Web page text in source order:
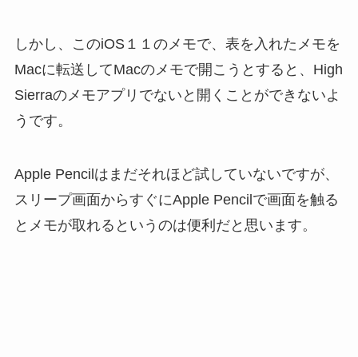
しかし、このiOS１１のメモで、表を入れたメモを
Macに転送してMacのメモで開こうとすると、High
Sierraのメモアプリでないと開くことができないよ
うです。
Apple Pencilはまだそれほど試していないですが、
スリープ画面からすぐにApple Pencilで画面を触る
とメモが取れるというのは便利だと思います。